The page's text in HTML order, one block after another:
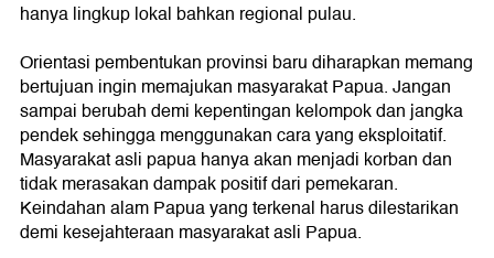
hanya lingkup lokal bahkan regional pulau.
Orientasi pembentukan provinsi baru diharapkan memang
bertujuan ingin memajukan masyarakat Papua. Jangan
sampai berubah demi kepentingan kelompok dan jangka
pendek sehingga menggunakan cara yang eksploitatif.
Masyarakat asli papua hanya akan menjadi korban dan
tidak merasakan dampak positif dari pemekaran.
Keindahan alam Papua yang terkenal harus dilestarikan
demi kesejahteraan masyarakat asli Papua.